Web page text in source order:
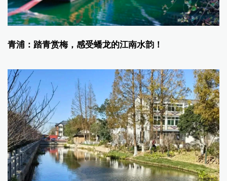
青浦：踏青赏梅，感受蟠龙的江南水韵！